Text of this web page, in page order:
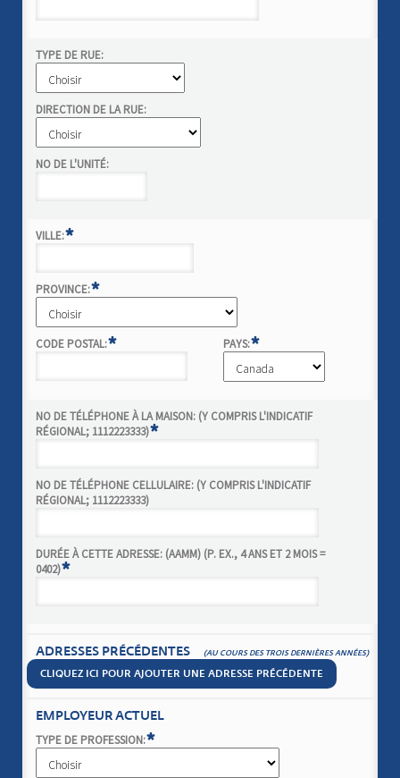
TYPE DE RUE:
DIRECTION DE LA RUE:
NO DE L'UNITÉ:
VILLE:*
PROVINCE:*
CODE POSTAL:* PAYS:*
NO DE TÉLÉPHONE À LA MAISON: (Y COMPRIS L'INDICATIF
RÉGIONAL; 1112223333)*
NO DE TÉLÉPHONE CELLULAIRE: (Y COMPRIS L'INDICATIF
RÉGIONAL; 1112223333)
DURÉE À CETTE ADRESSE: (AAMM) (P. EX., 4 ANS ET 2 MOIS =
0402)*
ADRESSES PRÉCÉDENTES (AU COURS DES TROIS DERNIÈRES ANNÉES)
CLIQUEZ ICI POUR AJOUTER UNE ADRESSE PRÉCÉDENTE
EMPLOYEUR ACTUEL
TYPE DE PROFESSION:*